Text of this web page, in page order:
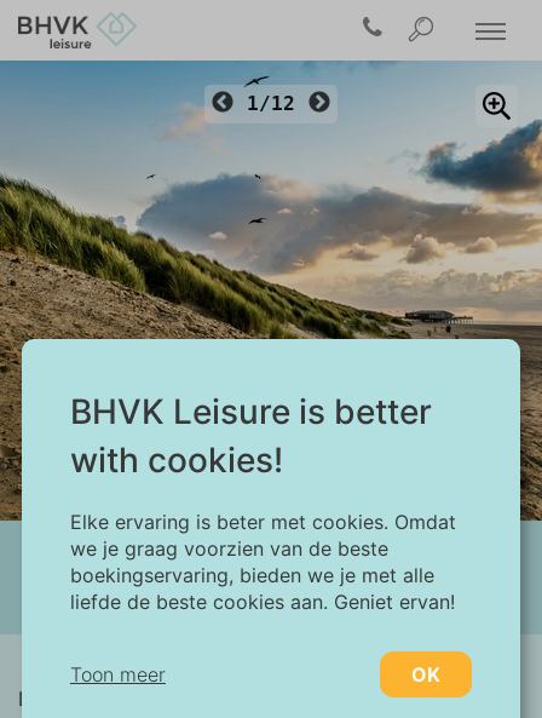
BHVK Leisure is better
with cookies!
Elke ervaring is beter met cookies. Omdat
we je graag voorzien van de beste
boekingservaring, bieden we je met alle
liefde de beste cookies aan. Geniet ervan!
Toon meer OK
1/12
Ouddorp, Brouwersdam
(12 foto's)
De bijna 6 kilometer lange Brouwersdam is gelegen in